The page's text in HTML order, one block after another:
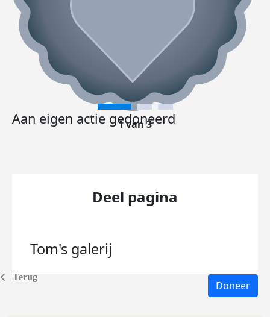
Terug
Aan eigen actie gedoneerd
1 van 3
Deel pagina
Tom's galerij
Doneer